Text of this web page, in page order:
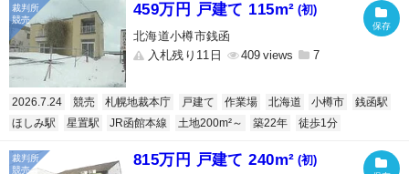
459万円 戸建て 115m² (初)
北海道小樽市銭函
入札残り11日
409 7
2026.7.24 競売 札幌地裁本庁 戸建て 作業場 北海道 小樽市
銭函駅
ほしみ駅
星置駅 JR函館本線 土地200m²～ 築22年 徒歩1分
815万円 戸建て 240m² (初)